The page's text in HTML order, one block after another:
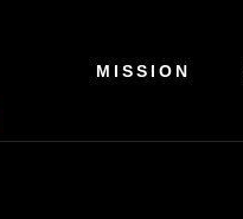
MISSION